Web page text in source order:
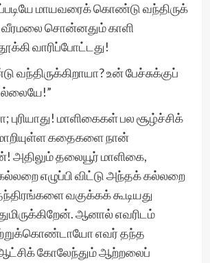
மாயவரைக் கொண்டு வந்திருக்
வீரமலை சொன்னதும் காளி
வாரிப்போட்டது!
உன் பேச்சுக்குப்
புரியாது! மாளிகைகள் பல சூழ்ச்சிக்
கதைகளை நான்
அதிலும் தலையூர் மாளிகை,
எழுப்பி விட்டு அந்தக் கல்லறை
வகுக்கக் கூடியது
ஆனால் எவரிடம்
எவர் தந்த
ஆட்சிக் கோலேந்தும் ஆற்றலைப்